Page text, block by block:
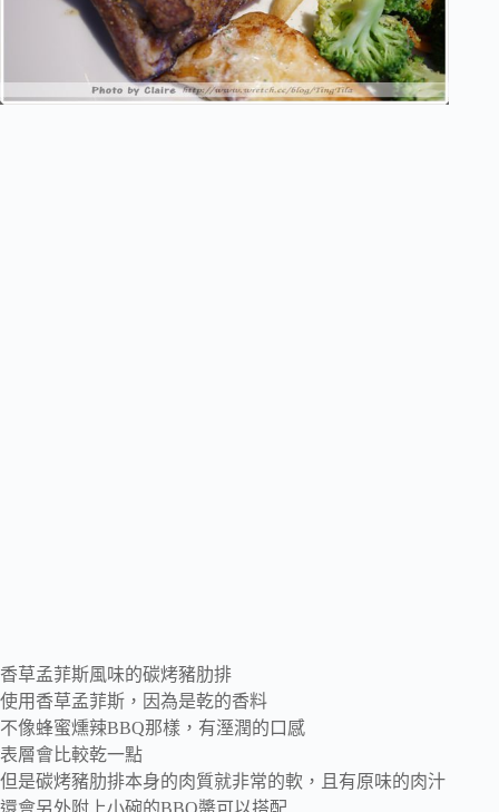
香草孟菲斯風味的碳烤豬肋排
使用香草孟菲斯，因為是乾的香料
不像蜂蜜燻辣BBQ那樣，有溼潤的口感
表層會比較乾一點
但是碳烤豬肋排本身的肉質就非常的軟，且有原味的肉汁
還會另外附上小碗的BBQ醬可以搭配